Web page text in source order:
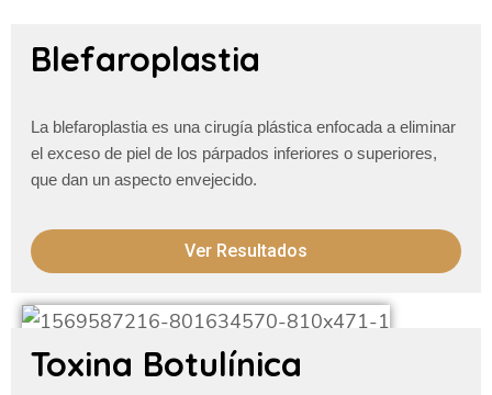
Blefaroplastia
La blefaroplastia es una cirugía plástica enfocada a eliminar
el exceso de piel de los párpados inferiores o superiores,
que dan un aspecto envejecido.
Ver Resultados
Toxina Botulínica